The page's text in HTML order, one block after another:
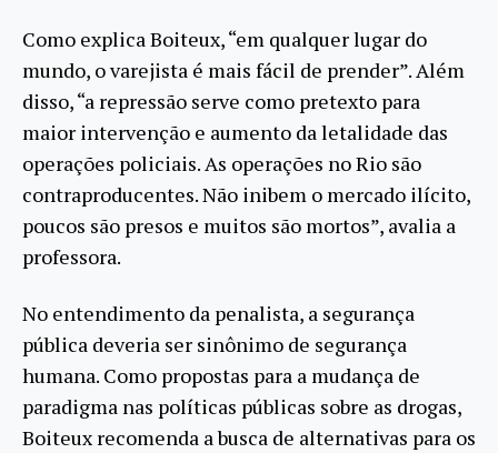
Como explica Boiteux, “em qualquer lugar do
mundo, o varejista é mais fácil de prender”. Além
disso, “a repressão serve como pretexto para
maior intervenção e aumento da letalidade das
operações policiais. As operações no Rio são
contraproducentes. Não inibem o mercado ilícito,
poucos são presos e muitos são mortos”, avalia a
professora.
No entendimento da penalista, a segurança
pública deveria ser sinônimo de segurança
humana. Como propostas para a mudança de
paradigma nas políticas públicas sobre as drogas,
Boiteux recomenda a busca de alternativas para os